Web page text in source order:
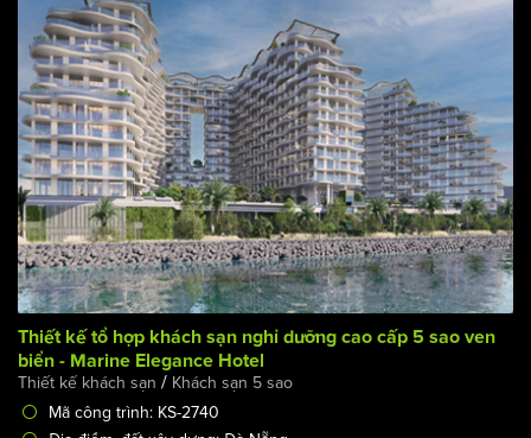
Chủ đầu tư: Mrs Mai
Mặt tiền: 18m
Thiết kế tổ hợp khách sạn nghỉ dưỡng cao cấp 5 sao ven